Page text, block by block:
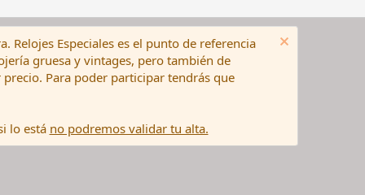
Relojes Especiales es el punto de referencia
gruesa y vintages, pero también de
Para poder participar tendrás que
lo está no podremos validar tu alta.